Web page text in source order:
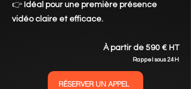
👉 Idéal pour une première présence
vidéo claire et efficace.
À partir de 590 € HT
Rappel sous 24H
RÉSERVER UN APPEL